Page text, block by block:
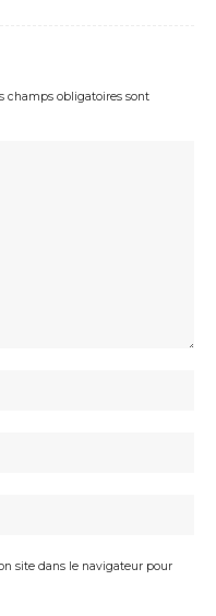
champs obligatoires sont
site dans le navigateur pour